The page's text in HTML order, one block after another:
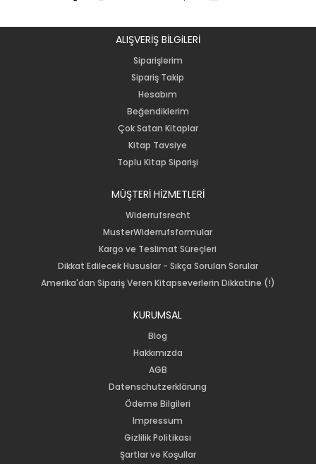
ALIŞVERİŞ BİLGiLERİ
Siparişlerim
Sipariş Takip
Hesabım
Beğendiklerim
Çok Satan Kitaplar
Kitap Tavsiye
Toplu Kitap Siparişi
MÜŞTERİ HİZMETLERİ
Widerrufsrecht
MusterWiderrufsformular
Kargo ve Teslimat Süreçleri
Dikkat Edilecek Hususlar - Sıkça Sorulan Sorular
Amerika'dan Sipariş Veren Kitapseverlerin Dikkatine (!)
KURUMSAL
Blog
Hakkımızda
AGB
Datenschutzerklärung
Ödeme Bilgileri
Impressum
Gizlilik Politikası
Şartlar ve Koşullar